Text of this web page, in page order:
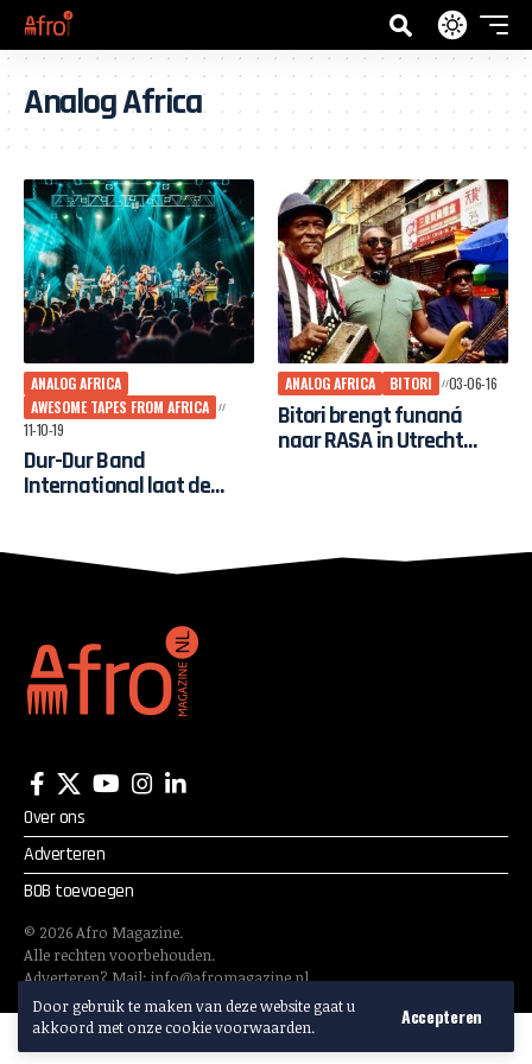
Door gebruik te maken van deze website gaat u
akkoord met onze cookie voorwaarden.
Accepteren
Analog Africa
ANALOG AFRICA
AWESOME TAPES FROM AFRICA
11-10-19
Dur-Dur Band
International laat de
funk, soul en disco uit de
ANALOG AFRICA BITORI 03-06-16
Bitori brengt funaná
naar RASA in Utrecht
Over ons
Adverteren
BOB toevoegen
© 2026Afro Magazine.
Alle rechten voorbehouden.
Adverteren? Mail:info@afromagazine.nl